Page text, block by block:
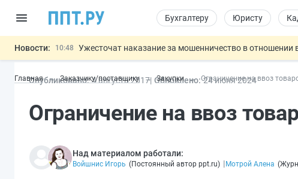
Бухгалтеру Юристу
Новости: 10:48 Ужесточат наказание за мошенничество в отношении
09:13 ЕГЭ могут отменить и заменить государственной
06.08
Важно Обеспечительный платёж СПОТ могут
Главная Заказчику/поставщику Закупки Ограничение на ввоз
Опубликовано: 4 августа2017 Обновлено: 24 июня2024
Ограничение на ввоз
Над материалом работали:
Войшнис Игорь (Постоянный автор ppt.ru) |Мотрой Алена (